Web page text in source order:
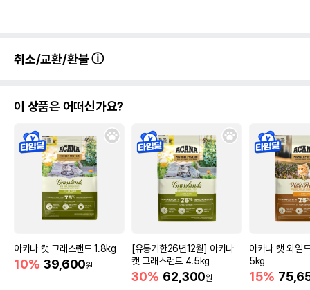
취소/교환/환불
이 상품은 어떠신가요?
아카나 캣 그래스랜드 1.8kg
10% 39,600원
[유통기한26년12월] 아카나
캣 그래스랜드 4.5kg
30% 62,300원
아카나 캣 와일
5kg
15%